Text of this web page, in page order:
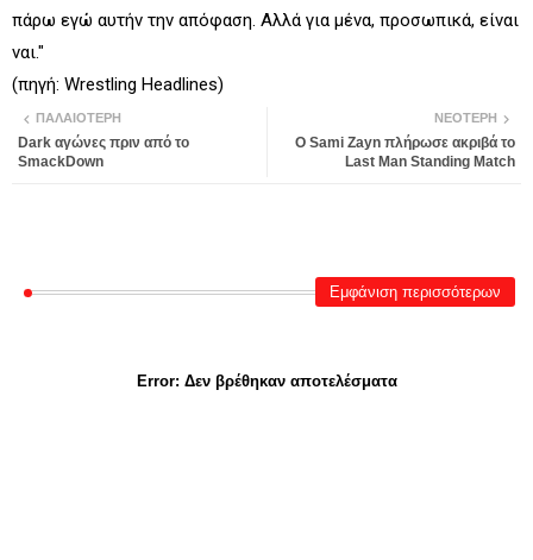
πάρω εγώ αυτήν την απόφαση. Αλλά για μένα, προσωπικά, είναι
ναι."
(πηγή: Wrestling Headlines)
ΝΕΌΤΕΡΗ
Ο Sami Zayn πλήρωσε ακριβά το
Last Man Standing Match
ΠΑΛΑΙΌΤΕΡΗ
Dark αγώνες πριν από το
SmackDown
Εμφάνιση περισσότερων
Error: Δεν βρέθηκαν αποτελέσματα